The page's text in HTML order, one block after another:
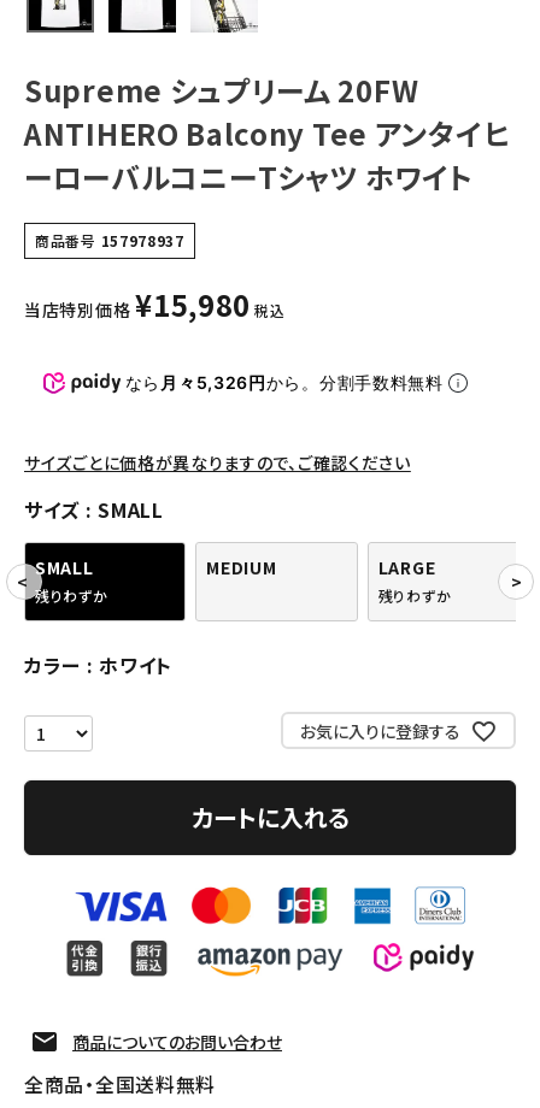
Tシャツ・ロングスリーブ
ジャケット・アウター
キャップ・ハット
バックパック・リュック
その他バッグ類
アクセサリー
COLLABORATION BRAND
SEASON
CONTENTS
ようこそ ゲスト 様
meeting_room ログイン person 会員登録
Supreme シュプリーム 20FW
ANTIHERO Balcony Tee アンタイヒ
ーローバルコニーTシャツ ホワイト
商品番号 157978937
当店特別価格 ¥15,980 税込
なら 月々5,326円から。分割手数料無料
サイズごとに価格が異なりますので、ご確認ください
サイズ SMALL
SMALL
残りわずか
MEDIUM LARGE
残りわずか
カラー ホワイト
お気に入りに登録する
カートに入れる
商品についてのお問い合わせ
全商品・全国送料無料